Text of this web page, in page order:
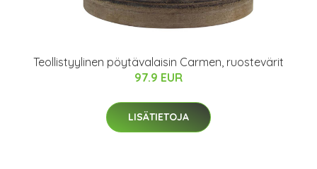
Teollistyylinen pöytävalaisin Carmen, ruostevärit
97.9 EUR
LISÄTIETOJA